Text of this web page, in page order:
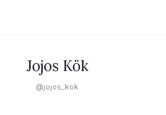
Jojos Kök
@jojos_kok